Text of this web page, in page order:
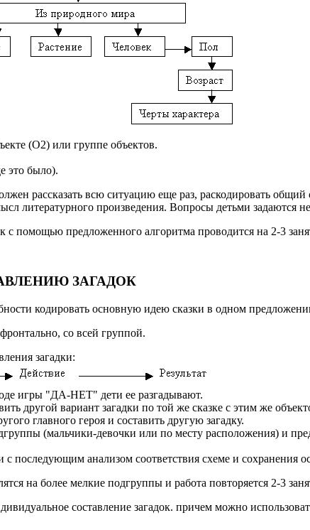
(О2) или группе объектов.
это было).
рассказать всю ситуацию еще раз, раскодировать
литературного произведения. Вопросы детьми задаются
с помощью предложенного алгоритма проводится на 2-3
ЗАГАДОК
кодировать основную идею сказки в одном
со всей группой.
загадки:
игры "ДА-НЕТ" дети ее разгадывают.
другой вариант загадки по той же сказке с этим же
главного героя и составить другую загадку.
(мальчики-девочки или по месту расположения) и
с последующим анализом соответствия схеме и сохранения
на более мелкие подгруппы и работа повторяется 2-3
составление загадок. причем можно